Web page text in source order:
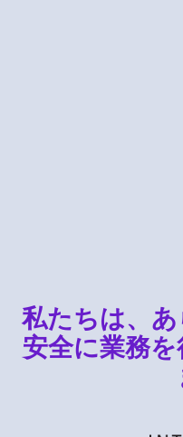
私たちは、
安全に業務